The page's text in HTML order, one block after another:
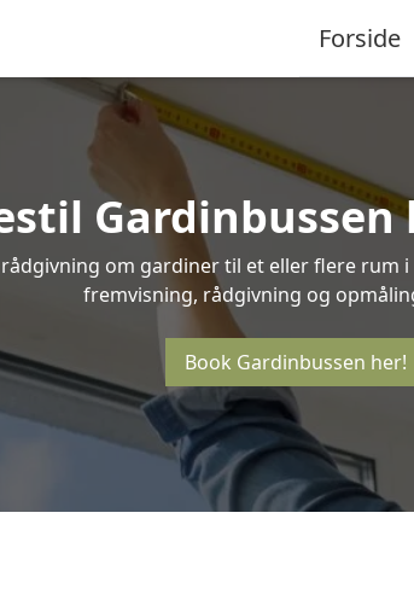
Forside
om gardiner til et eller flere rum
fremvisning, rådgivning og
Book Gardinbussen her!